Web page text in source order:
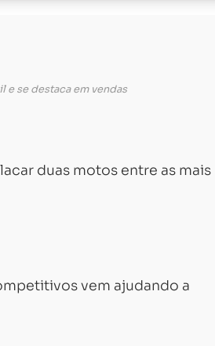
e se destaca em vendas
duas motos entre as mais
vem ajudando a